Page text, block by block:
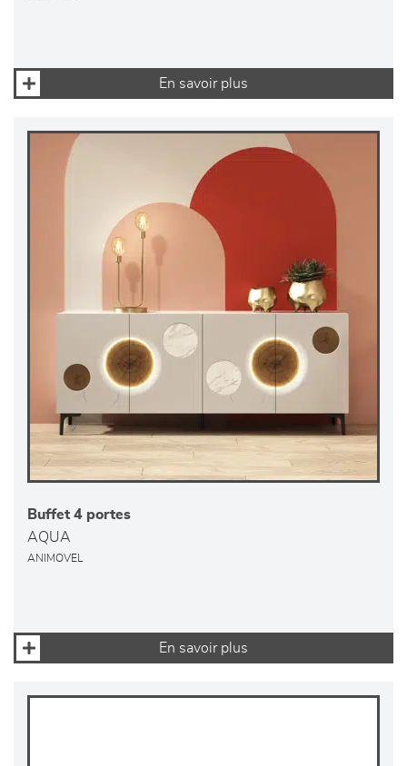
En savoir plus
Buffet 4 portes
AQUA
ANIMOVEL
En savoir plus